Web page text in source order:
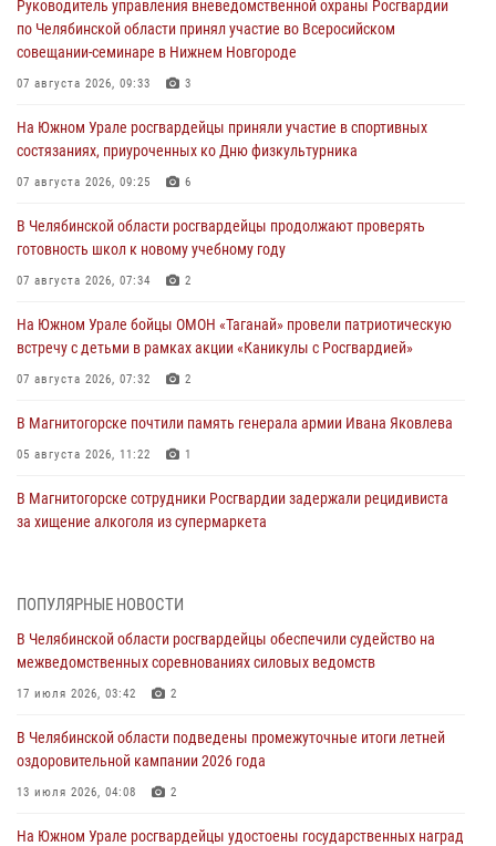
Руководитель управления вневедомственной охраны Росгвардии
по Челябинской области принял участие во Всеросийском
совещании-семинаре в Нижнем Новгороде
07 августа 2026, 09:33 3
На Южном Урале росгвардейцы приняли участие в спортивных
состязаниях, приуроченных ко Дню физкультурника
07 августа 2026, 09:25 6
В Челябинской области росгвардейцы продолжают проверять
готовность школ к новому учебному году
07 августа 2026, 07:34 2
На Южном Урале бойцы ОМОН «Таганай» провели патриотическую
встречу с детьми в рамках акции «Каникулы с Росгвардией»
07 августа 2026, 07:32 2
В Магнитогорске почтили память генерала армии Ивана Яковлева
05 августа 2026, 11:22 1
В Магнитогорске сотрудники Росгвардии задержали рецидивиста
за хищение алкоголя из супермаркета
На Южном Урале спецназ Росгвардии провел военно-полевые
Росгвардейцы задержали трёх магазинных воров в Челябинске
На Южном Урале сотрудники Росгвардии задержали
подозреваемого в совершении убийства
ПОПУЛЯРНЫЕ НОВОСТИ
В Челябинской области росгвардейцы обеспечили судейство на
межведомственных соревнованиях силовых ведомств
17 июля 2026, 03:42 2
В Челябинской области подведены промежуточные итоги летней
оздоровительной кампании 2026 года
13 июля 2026, 04:08 2
На Южном Урале росгвардейцы удостоены государственных наград